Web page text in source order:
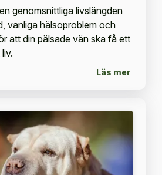
genomsnittliga livslängden
vanliga hälsoproblem och
att din pälsade vän ska få ett
Läs mer